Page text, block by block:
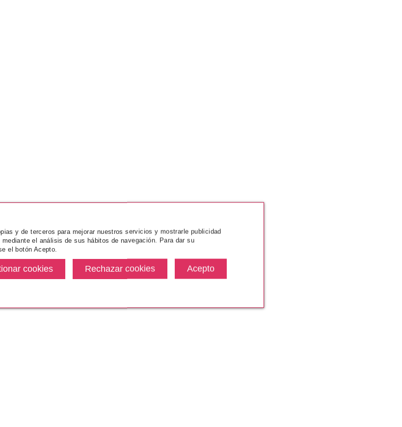
y de terceros para mejorar nuestros servicios y mostrarle publicidad
el análisis de sus hábitos de navegación. Para dar su
el botón Acepto.